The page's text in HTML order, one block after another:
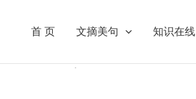
首 页 文摘美句 知识在线